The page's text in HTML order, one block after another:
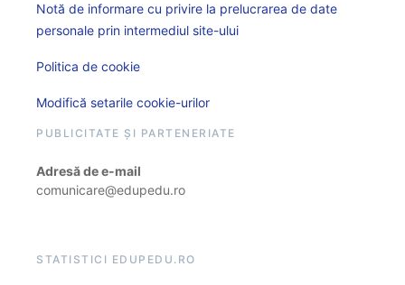
Notă de informare cu privire la prelucrarea de date
personale prin intermediul site-ului
Politica de cookie
Modifică setarile cookie-urilor
PUBLICITATE ȘI PARTENERIATE
Adresă de e-mail
comunicare@edupedu.ro
STATISTICI EDUPEDU.RO